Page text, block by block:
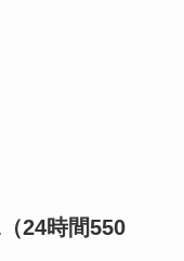
24時間550